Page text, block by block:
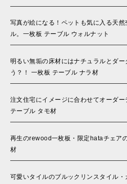
写真が絵になる！ペットも気に入る天
ル。一枚板 テーブル ウォルナット
明るい無垢の床材にはナチュラルとダ
う？！ 一枚板 テーブル ナラ材
注文住宅にイメージに合わせてオーダ
テーブル タモ材
再生のrewood一枚板・限定hataチェア
材
可愛いタイルのブルックリンスタイル